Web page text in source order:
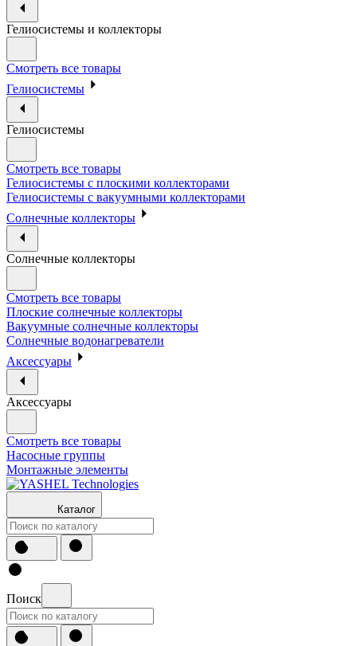
Гелиосистемы и коллекторы
Смотреть все товары
Гелиосистемы
Гелиосистемы
Смотреть все товары
Гелиосистемы с плоскими коллекторами
Гелиосистемы с вакуумными коллекторами
Солнечные коллекторы
Солнечные коллекторы
Смотреть все товары
Плоские солнечные коллекторы
Вакуумные солнечные коллекторы
Солнечные водонагреватели
Аксессуары
Аксессуары
Смотреть все товары
Насосные группы
Монтажные элементы
Каталог
Поиск